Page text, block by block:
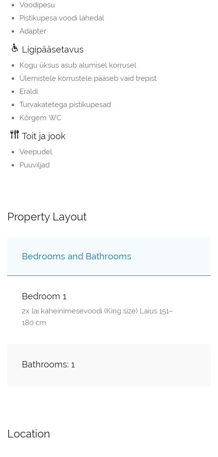
Voodipesu
Pistikupesa voodi lähedal
Adapter
Ligipääsetavus
Kogu üksus asub alumisel korrusel
Ülemistele korrustele pääseb vaid trepist
Eraldi
Turvakatetega pistikupesad
Kõrgem WC
Toit ja jook
Veepudel
Puuviljad
Property Layout
Bedrooms and Bathrooms
Bedroom 1
2x lai kaheinimesevoodi (King size) Laius 151–
180 cm
Bathrooms: 1
Location